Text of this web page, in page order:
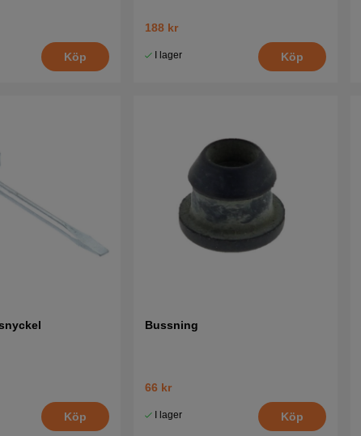
Köp
188 kr
I lager Köp
Köp
Bussning
66 kr
I lager Köp